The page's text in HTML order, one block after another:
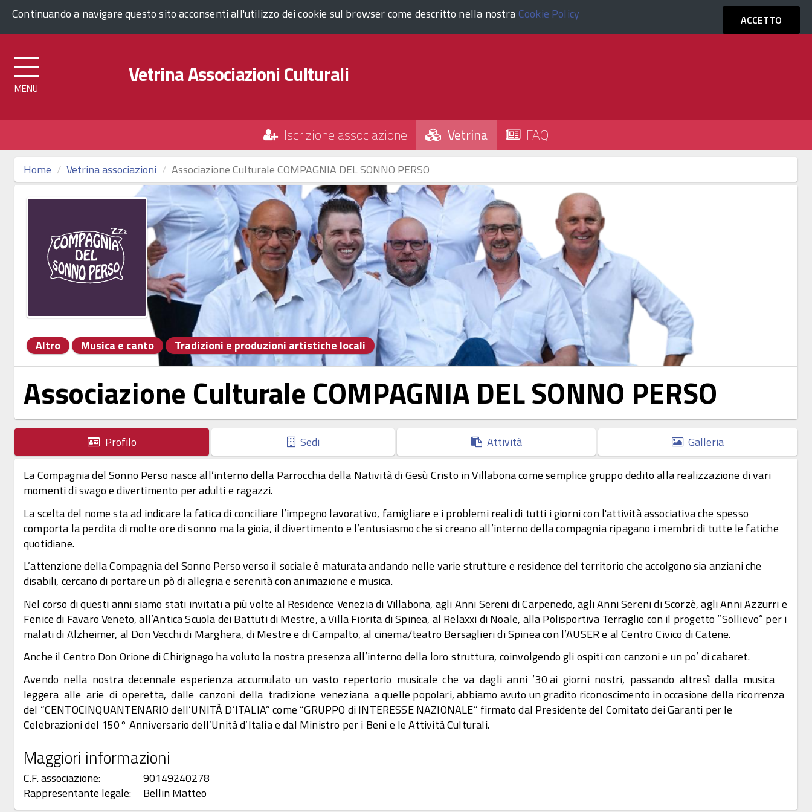
Continuando a navigare questo sito acconsenti all'utilizzo dei cookie sul browser come descritto nella nostraCookie Policy ACCETTO
Comune di Venezia ACCEDI
Vetrina Associazioni Culturali
menu
Iscrizione associazione Vetrina FAQ
Home Vetrina associazioni Associazione Culturale COMPAGNIA DEL SONNO PERSO
Altro Musica e canto Tradizioni e produzioni artistiche locali
Associazione Culturale COMPAGNIA DEL SONNO PERSO
Profilo Sedi Attività Galleria
La Compagnia del Sonno Perso nasce all’interno della Parrocchia della Natività di Gesù Cristo in Villabona come semplice gruppo dedito alla realizzazione di vari
momenti di svago e divertimento per adulti e ragazzi.
La scelta del nome sta ad indicare la fatica di conciliare l’impegno lavorativo, famigliare e i problemi reali di tutti i giorni con l'attività associativa che spesso
comporta la perdita di molte ore di sonno ma la gioia, il divertimento e l’entusiasmo che si creano all’interno della compagnia ripagano i membri di tutte le fatiche
quotidiane.
L’attenzione della Compagnia del Sonno Perso verso il sociale è maturata andando nelle varie strutture e residence del territorio che accolgono sia anziani che
disabili, cercano di portare un pò di allegria e serenità con animazione e musica.
Nel corso di questi anni siamo stati invitati a più volte al Residence Venezia di Villabona, agli Anni Sereni di Carpenedo, agli Anni Sereni di Scorzè, agli Anni Azzurri e
Fenice di Favaro Veneto, all’Antica Scuola dei Battuti di Mestre, a Villa Fiorita di Spinea, al Relaxxi di Noale, alla Polisportiva Terraglio con il progetto “Sollievo” per i
malati di Alzheimer, al Don Vecchi di Marghera, di Mestre e di Campalto, al cinema/teatro Bersaglieri di Spinea con l’AUSER e al Centro Civico di Catene.
Anche il Centro Don Orione di Chirignago ha voluto la nostra presenza all’interno della loro struttura, coinvolgendo gli ospiti con canzoni e un po’ di cabaret.
Avendo nella nostra decennale esperienza accumulato un vasto repertorio musicale che va dagli anni ’30 ai giorni nostri, passando altresì dalla musica
leggera alle arie di operetta, dalle canzoni della tradizione veneziana a quelle popolari, abbiamo avuto un gradito riconoscimento in occasione della ricorrenza
del “CENTOCINQUANTENARIO dell’UNITÀ D’ITALIA” come “GRUPPO di INTERESSE NAZIONALE” firmato dal Presidente del Comitato dei Garanti per le
Celebrazioni del 150° Anniversario dell’Unità d’Italia e dal Ministro per i Beni e le Attività Culturali.
Maggiori informazioni
C.F. associazione:
90149240278
Rappresentante legale:
Bellin Matteo